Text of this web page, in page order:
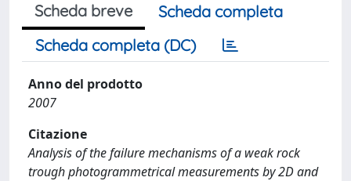
Scheda breve
Scheda completa
Scheda completa (DC)
Anno del prodotto
2007
Citazione
Analysis of the failure mechanisms of a weak rock
trough photogrammetrical measurements by 2D and